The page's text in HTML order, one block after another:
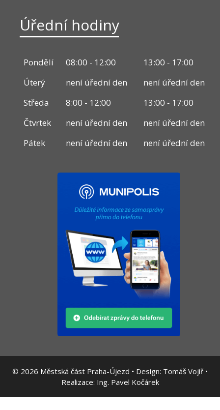
Úřední hodiny
Pondělí 08:00 - 12:00
13:00 - 17:00
Úterý
není úřední den
není úřední den
Středa
8:00 - 12:00
13:00 - 17:00
Čtvrtek
není úřední den
není úřední den
Pátek
není úřední den není úřední den
© 2026 Městská část Praha-Újezd • Design: Tomáš Vojíř •
Realizace: Ing. Pavel Kočárek